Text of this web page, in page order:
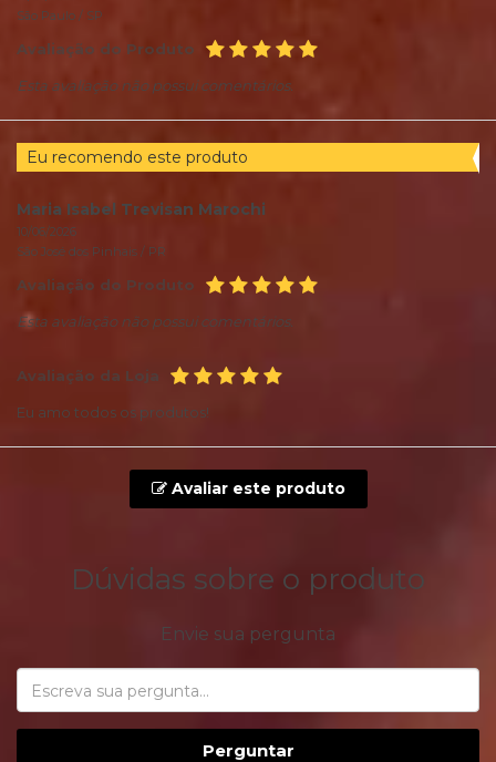
São Paulo / SP
Avaliação do Produto
Esta avaliação não possui comentários.
Eu recomendo este produto
Maria Isabel Trevisan Marochi
10/06/2026
São José dos Pinhais / PR
Avaliação do Produto
Esta avaliação não possui comentários.
Avaliação da Loja
Eu amo todos os produtos!
Avaliar este produto
Dúvidas sobre o produto
Envie sua pergunta
Perguntar